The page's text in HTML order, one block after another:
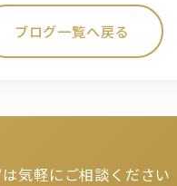
ブログ一覧へ戻る
は気軽にご相談ください